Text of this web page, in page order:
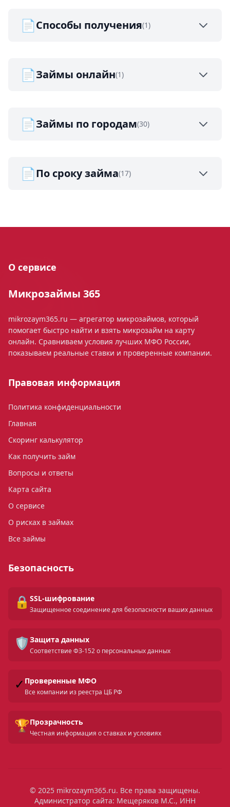
📄Способы получения(1)
📄Займы онлайн(1)
📄Займы по городам(30)
📄По сроку займа(17)
О сервисе
Микрозаймы 365
mikrozaym365.ru — агрегатор микрозаймов, который
помогает быстро найти и взять микрозайм на карту
онлайн. Сравниваем условия лучших МФО России,
показываем реальные ставки и проверенные компании.
Правовая информация
Политика конфиденциальности
Главная
Скоринг калькулятор
Как получить займ
Вопросы и ответы
Карта сайта
О сервисе
О рисках в займах
Все займы
Безопасность
🔒 SSL-шифрование
Защищенное соединение для безопасности ваших данных
🛡️ Защита данных
Соответствие ФЗ-152 о персональных данных
✓ Проверенные МФО
Все компании из реестра ЦБ РФ
🏆Прозрачность
Честная информация о ставках и условиях
© 2025 mikrozaym365.ru. Все права защищены.
Администратор сайта: Мещеряков М.С., ИНН